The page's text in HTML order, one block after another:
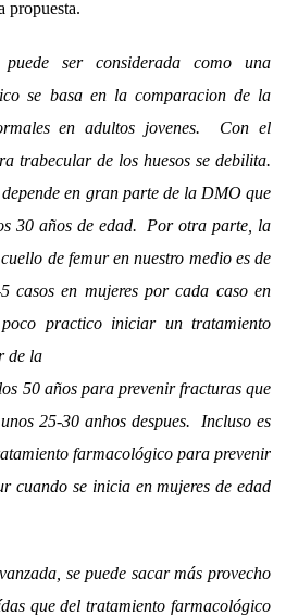
propuesta.
ser considerada como una
se basa en la comparacion de la
en adultos jovenes. Con el
trabecular de los huesos se debilita.
en gran parte de la DMO que
30 años de edad. Por otra parte, la
de femur en nuestro medio es de
casos en mujeres por cada caso en
practico iniciar un tratamiento
de la
50 años para prevenir fracturas que
25-30 anhos despues. Incluso es
farmacológico para prevenir
cuando se inicia en mujeres de edad
se puede sacar más provecho
que del tratamiento farmacológico